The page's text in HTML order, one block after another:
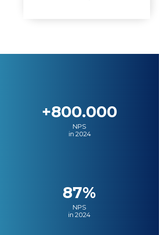
+800.000
NPS
in 2024
87%
NPS
in 2024